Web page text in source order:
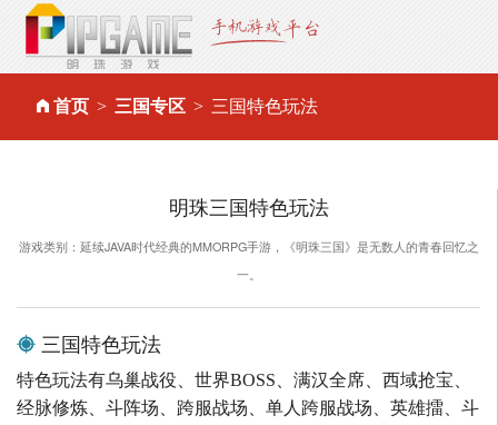
首页 三国专区 三国特色玩法
明珠三国特色玩法
游戏类别：延续JAVA时代经典的MMORPG手游，《明珠三国》是无数人的青春回忆之
一。
三国特色玩法
特色玩法有乌巢战役、世界BOSS、满汉全席、西域抢宝、
经脉修炼、斗阵场、跨服战场、单人跨服战场、英雄擂、斗